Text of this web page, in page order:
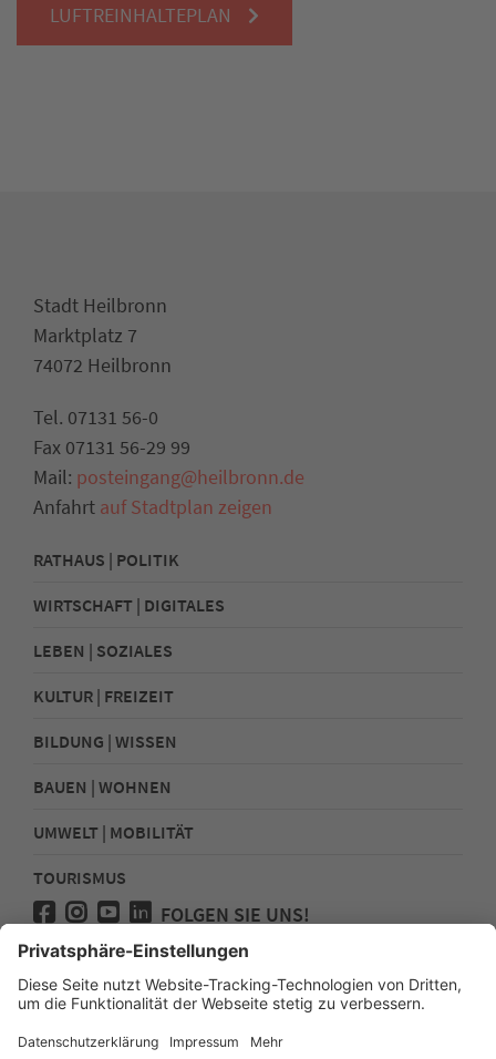
LUFTREINHALTEPLAN
Stadt Heilbronn
Marktplatz 7
74072 Heilbronn
Tel. 07131 56-0
Fax 07131 56-29 99
Mail: posteingang@heilbronn.de
Anfahrt auf Stadtplan zeigen
RATHAUS | POLITIK
WIRTSCHAFT | DIGITALES
LEBEN | SOZIALES
KULTUR | FREIZEIT
BILDUNG | WISSEN
BAUEN | WOHNEN
UMWELT | MOBILITÄT
TOURISMUS
FOLGEN SIE UNS!
Presse
Kontakt
Impressum